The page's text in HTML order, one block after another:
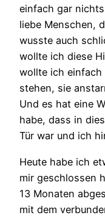
einfach gar
liebe Menschen,
wusste auch
wollte ich diese
wollte ich einfach
stehen, sie
Und es hat eine
habe, dass in
Tür war und ich
Heute habe ich
mir geschlossen
13 Monaten
mit dem